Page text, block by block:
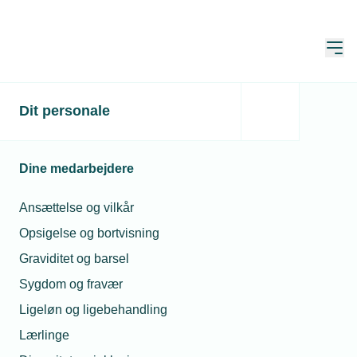
Dit personale
Dine medarbejdere
Ansættelse og vilkår
Opsigelse og bortvisning
Graviditet og barsel
Sygdom og fravær
Ligeløn og ligebehandling
Lærlinge
Faglærte fædre tager
Skrevet af: Michael Degn Christensen